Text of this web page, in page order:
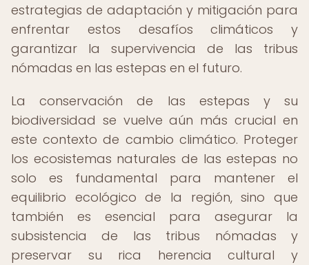
estrategias de adaptación y mitigación para
enfrentar estos desafíos climáticos y
garantizar la supervivencia de las tribus
nómadas en las estepas en el futuro.
La conservación de las estepas y su
biodiversidad se vuelve aún más crucial en
este contexto de cambio climático. Proteger
los ecosistemas naturales de las estepas no
solo es fundamental para mantener el
equilibrio ecológico de la región, sino que
también es esencial para asegurar la
subsistencia de las tribus nómadas y
preservar su rica herencia cultural y